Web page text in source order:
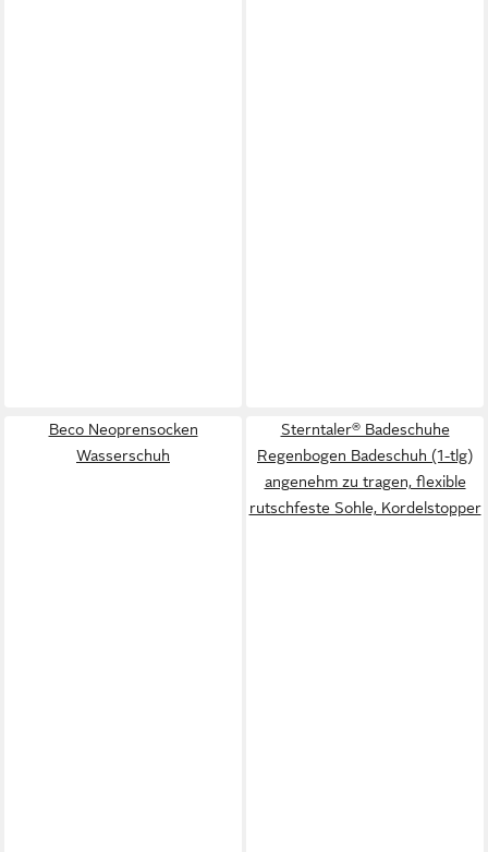
Beco Neoprensocken
Wasserschuh
Sterntaler® Badeschuhe
Regenbogen Badeschuh (1-tlg)
angenehm zu tragen, flexible
rutschfeste Sohle, Kordelstopper